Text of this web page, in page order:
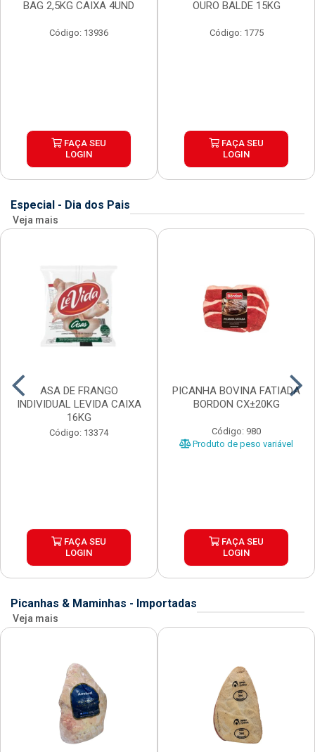
BAG 2,5KG CAIXA 4UND
Código: 13936
FAÇA SEU
LOGIN
OURO BALDE 15KG
Código: 1775
FAÇA SEU
LOGIN
Especial - Dia dos Pais
Veja mais
ASA DE FRANGO
INDIVIDUAL LEVIDA CAIXA
16KG
Código: 13374
FAÇA SEU
LOGIN
PICANHA BOVINA FATIADA
BORDON CX±20KG
Código: 980
Produto de peso variável
FAÇA SEU
LOGIN
Picanhas & Maminhas - Importadas
Veja mais